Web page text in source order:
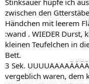
zwischen den
Händchen mit leerem
:wand . WIEDER Durst,
kleinen Teufelchen in
Bett.
3 Sek.
vergeblich waren, dem